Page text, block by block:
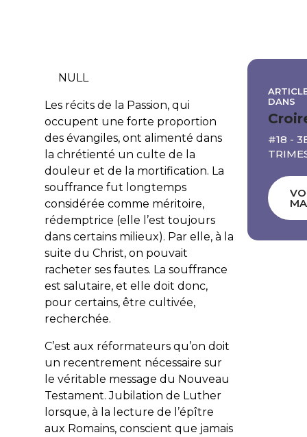
NULL
Les récits de la Passion, qui
occupent une forte proportion
des évangiles, ont alimenté dans
la chrétienté un culte de la
douleur et de la mortification. La
souffrance fut longtemps
considérée comme méritoire,
rédemptrice (elle l’est toujours
dans certains milieux). Par elle, à la
suite du Christ, on pouvait
racheter ses fautes. La souffrance
est salutaire, et elle doit donc,
pour certains, être cultivée,
recherchée.
C’est aux réformateurs qu’on doit
un recentrement nécessaire sur
le véritable message du Nouveau
Testament. Jubilation de Luther
lorsque, à la lecture de l’épître
aux Romains, conscient que jamais
DANS
#18 -